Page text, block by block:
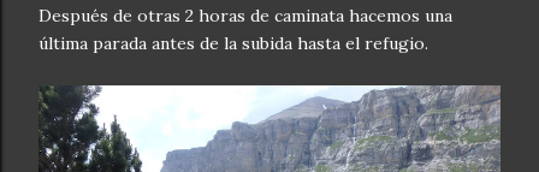
Después de otras 2 horas de caminata hacemos una
última parada antes de la subida hasta el refugio.